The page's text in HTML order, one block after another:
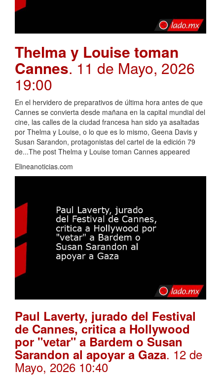
Thelma y Louise toman
Cannes. 11 de Mayo, 2026
19:00
En el hervidero de preparativos de última hora antes de que
Cannes se convierta desde mañana en la capital mundial del
cine, las calles de la ciudad francesa han sido ya asaltadas
por Thelma y Louise, o lo que es lo mismo, Geena Davis y
Susan Sarandon, protagonistas del cartel de la edición 79
de...The post Thelma y Louise toman Cannes appeared
Elineanoticias.com
Paul Laverty, jurado del Festival
de Cannes, critica a Hollywood
por "vetar" a Bardem o Susan
Sarandon al apoyar a Gaza. 12 de
Mayo, 2026 10:40